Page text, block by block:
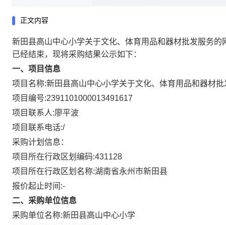
正文内容
新田县高山中心小学关于文化、体育用品和器材批发服务的
已经结束，现将采购结果公示如下：
一、项目信息
项目名称:新田县高山中心小学关于文化、体育用品和器材
项目编号:2391101000013491617
项目联系人:廖平波
项目联系电话:/
采购计划信息：
项目所在行政区划编码:431128
项目所在行政区划名称:湖南省永州市新田县
报价起止时间:-
二、采购单位信息
采购单位名称:新田县高山中心小学